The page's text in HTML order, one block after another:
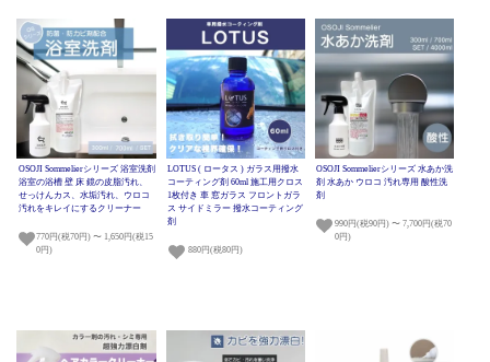
OSOJI Sommelierシリーズ 浴室洗剤
浴室の浴槽 壁 床 鏡の皮脂汚れ、
せっけんカス、水垢汚れ、ウロコ
汚れをキレイにするクリーナー
770円(税70円) 〜 1,650円(税15
0円)
LOTUS ( ロータス ) ガラス用撥水
コーティング剤 60ml 施工用クロス
1枚付き 車 窓ガラス フロントガラ
ス サイドミラー 撥水コーティング
剤
880円(税80円)
OSOJI Sommelierシリーズ 水あか洗
剤 水あか ウロコ 汚れ専用 酸性洗
剤
990円(税90円) 〜 7,700円(税70
0円)